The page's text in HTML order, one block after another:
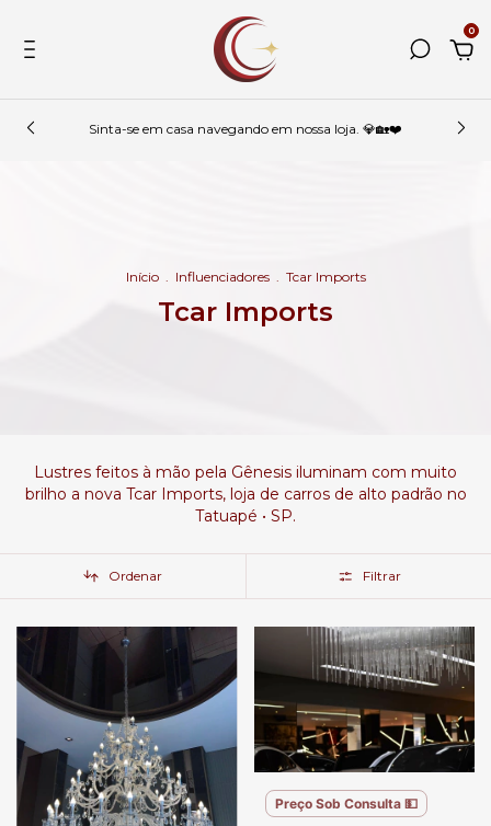
0
Sinta-se em casa navegando em nossa loja. 💎🏡❤️
Início . Influenciadores . Tcar Imports
Tcar Imports
Lustres feitos à mão pela Gênesis iluminam com muito
brilho a nova Tcar Imports, loja de carros de alto padrão no
Tatuapé • SP.
Ordenar Filtrar
Preço Sob Consulta 💵